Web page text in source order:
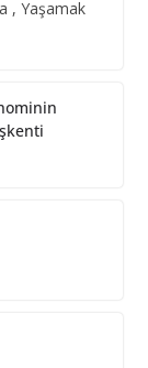
, Yaşamak